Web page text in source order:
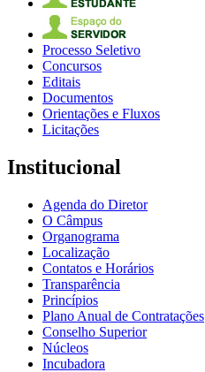
Processo Seletivo
Concursos
Editais
Documentos
Orientações e Fluxos
Licitações
Institucional
Agenda do Diretor
O Câmpus
Organograma
Localização
Contatos e Horários
Transparência
Princípios
Plano Anual de Contratações
Conselho Superior
Núcleos
Incubadora